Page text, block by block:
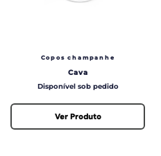
Copos champanhe
Cava
Preço
Disponível sob pedido
Ver Produto